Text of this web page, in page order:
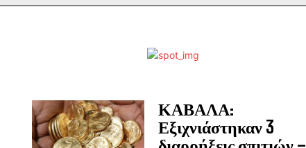
ΚΑΒΑΛΑ:
Εξιχνιάστηκαν 3